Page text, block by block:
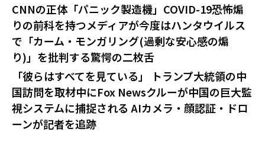
CNNの正体「パニック製造機」COVID-19恐怖煽
りの前科を持つメディアが今度はハンタウイルス
で「カーム・モンガリング(過剰な安心感の煽
り)」を批判する驚愕の二枚舌
「彼らはすべてを見ている」 トランプ大統領の中
国訪問を取材中にFox Newsクルーが中国の巨大監
視システムに捕捉される AIカメラ・顔認証・ドロ
ーンが記者を追跡